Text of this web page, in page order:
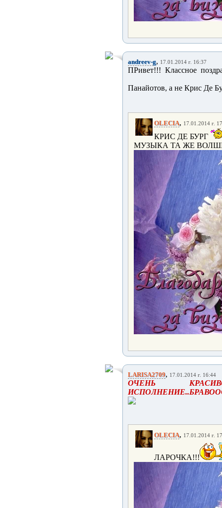
andreev-g, 17.01.2014 г. 16:37
ПРивет!!! Классное
Панайотов, а не Крис Де
OLECIA, 17.01.2014 г.
КРИС ДЕ БУРГ
МУЗЫКА ТА ЖЕ
LARISA2709, 17.01.2014 г. 16:44
ОЧЕНЬ
OLECIA, 17.01.2014 г.
ЛАРОЧКА!!!